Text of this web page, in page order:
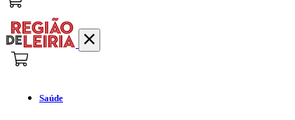
Saúde